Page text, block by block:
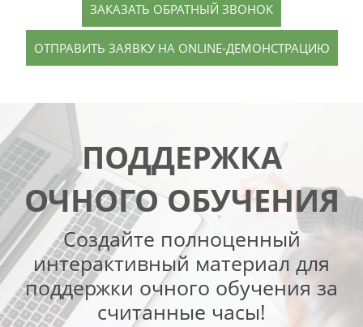
ЗАКАЗАТЬ ОБРАТНЫЙ ЗВОНОК
ОТПРАВИТЬ ЗАЯВКУ НА ONLINE-ДЕМОНСТРАЦИЮ
ПОДДЕРЖКА
ОЧНОГО ОБУЧЕНИЯ
Создайте полноценный
интерактивный материал для
поддержки очного обучения за
считанные часы!